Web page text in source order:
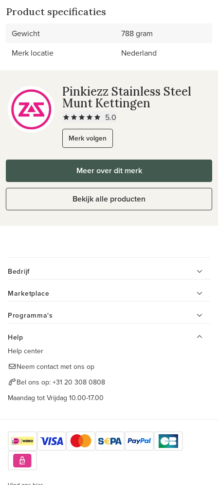
Product specificaties
Gewicht
788 gram
Merk locatie
Nederland
Pinkiezz Stainless Steel
Munt Kettingen
5.0
Merk volgen
Meer over dit merk
Bekijk alle producten
Bedrijf
Marketplace
Programma's
Help
Help center
Neem contact met ons op
Bel ons op: +31 20 308 0808
Maandag tot Vrijdag 10.00-17.00